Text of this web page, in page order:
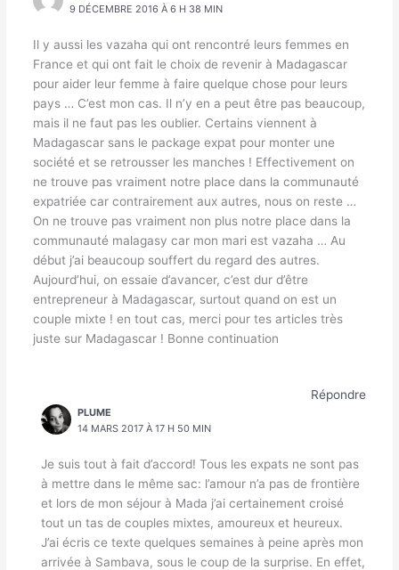
9 DÉCEMBRE 2016 À 6 H 38 MIN
Il y aussi les vazaha qui ont rencontré leurs femmes en
France et qui ont fait le choix de revenir à Madagascar
pour aider leur femme à faire quelque chose pour leurs
pays … C’est mon cas. Il n’y en a peut être pas beaucoup,
mais il ne faut pas les oublier. Certains viennent à
Madagascar sans le package expat pour monter une
société et se retrousser les manches ! Effectivement on
ne trouve pas vraiment notre place dans la communauté
expatriée car contrairement aux autres, nous on reste …
On ne trouve pas vraiment non plus notre place dans la
communauté malagasy car mon mari est vazaha … Au
début j’ai beaucoup souffert du regard des autres.
Aujourd’hui, on essaie d’avancer, c’est dur d’être
entrepreneur à Madagascar, surtout quand on est un
couple mixte ! en tout cas, merci pour tes articles très
juste sur Madagascar ! Bonne continuation
Répondre
PLUME
14 MARS 2017 À 17 H 50 MIN
Je suis tout à fait d’accord! Tous les expats ne sont pas
à mettre dans le même sac: l’amour n’a pas de frontière
et lors de mon séjour à Mada j’ai certainement croisé
tout un tas de couples mixtes, amoureux et heureux.
J’ai écris ce texte quelques semaines à peine après mon
arrivée à Sambava, sous le coup de la surprise. En effet,